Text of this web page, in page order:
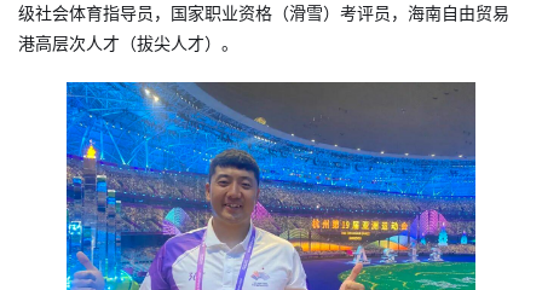
级社会体育指导员，国家职业资格（滑雪）考评员，海南自由贸易
港高层次人才（拔尖人才）。